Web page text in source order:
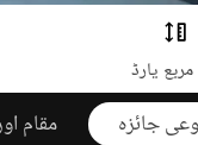
جائزہ مقام